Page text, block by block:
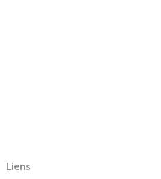
Liens